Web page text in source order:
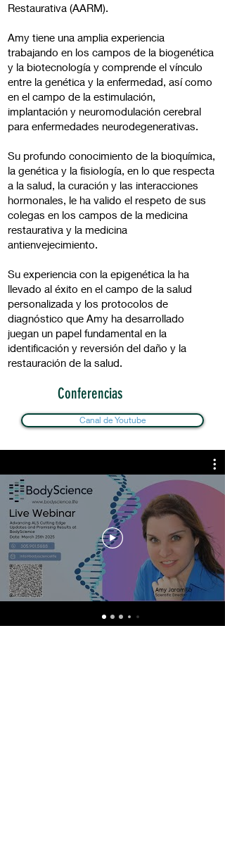
Restaurativa (AARM).
Amy tiene una amplia experiencia
trabajando en los campos de la biogenética
y la biotecnología y comprende el vínculo
entre la genética y la enfermedad, así como
en el campo de la estimulación,
implantación y neuromodulación cerebral
para enfermedades neurodegenerativas.
Su profundo conocimiento de la bioquímica,
la genética y la fisiología, en lo que respecta
a la salud, la curación y las interacciones
hormonales, le ha valido el respeto de sus
colegas en los campos de la medicina
restaurativa y la medicina
antienvejecimiento.
Su experiencia con la epigenética la ha
llevado al éxito en el campo de la salud
personalizada y los protocolos de
diagnóstico que Amy ha desarrollado
juegan un papel fundamental en la
identificación y reversión del daño y la
restauración de la salud.
Conferencias
Canal de Youtube